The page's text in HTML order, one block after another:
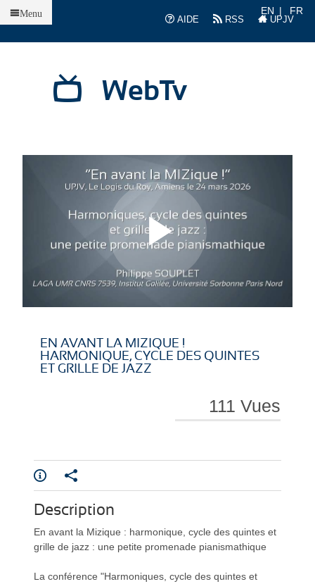
AIDE
RSS UPJV
EN FR
WebTv
Menu
L
i
r
e
L
i
r
e
EN AVANT LA MIZIQUE !
HARMONIQUE, CYCLE DES QUINTES
ET GRILLE DE JAZZ
111 Vues
Description
En avant la Mizique : harmonique, cycle des quintes et
grille de jazz : une petite promenade pianismathique
La conférence "Harmoniques, cycle des quintes et